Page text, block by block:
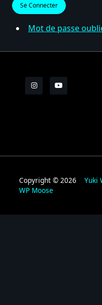
Se Connecter
Mot de passe
Copyright © 2026 Yuki
WP Moose